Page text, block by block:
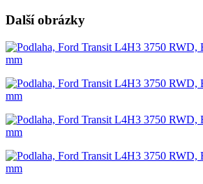
Další obrázky